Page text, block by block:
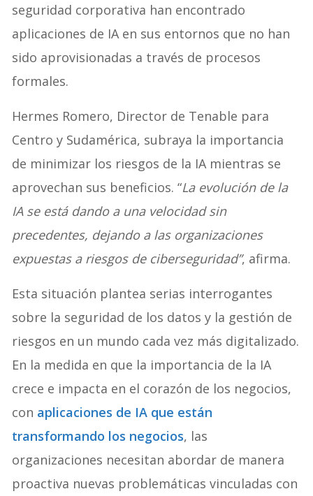
seguridad corporativa han encontrado
aplicaciones de IA en sus entornos que no han
sido aprovisionadas a través de procesos
formales.
Hermes Romero, Director de Tenable para
Centro y Sudamérica, subraya la importancia
de minimizar los riesgos de la IA mientras se
aprovechan sus beneficios. “La evolución de la
IA se está dando a una velocidad sin
precedentes, dejando a las organizaciones
expuestas a riesgos de ciberseguridad”, afirma.
Esta situación plantea serias interrogantes
sobre la seguridad de los datos y la gestión de
riesgos en un mundo cada vez más digitalizado.
En la medida en que la importancia de la IA
crece e impacta en el corazón de los negocios,
con aplicaciones de IA que están
transformando los negocios, las
organizaciones necesitan abordar de manera
proactiva nuevas problemáticas vinculadas con